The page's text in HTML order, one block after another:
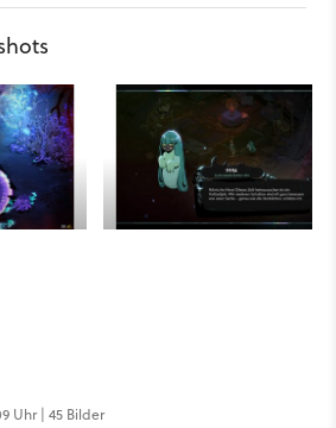
Uhr | 45 Bilder